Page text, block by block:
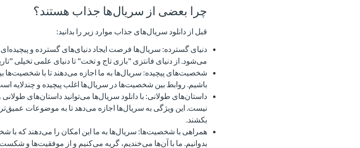
چرا بعضی از سریال‌ها جذاب هستند؟
قبل از دانلود سریال‌های جذاب موارد زیر را بدانید:
دنیای گسترده: سریال‌ها فرصت ایجاد دنیای‌های گسترده و پیچیده‌ای
می‌شود. از دنیای فانتزی "بازی تاج و تخت" تا دنیای علمی تخیلی
شخصیت‌های پیچیده: سریال‌ها به ما اجازه می‌دهند تا با شخصیت‌ها
باشیم. روابط بین شخصیت‌ها در سریال‌ها اغلب پیچیده و چندلایه
داستان‌های طولانی: با دانلود سریال‌ها می‌توانید داستان‌های طولانی و
نیست. این ویژگی به سریال‌ها اجازه می‌دهد تا به موضوعات عمیق‌تر
بکشند.
همراهی با شخصیت‌ها: سریال‌ها به ما این امکان را می‌دهند که با
بدوانیم. ما با آن‌ها می‌خندیم، گریه می‌کنیم و از موفقیت‌ها و